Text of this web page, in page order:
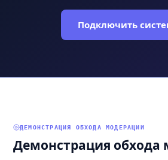
Подключить
ДЕМОНСТРАЦИЯ ОБХОДА МОДЕРАЦИИ
Демонстрация обхода